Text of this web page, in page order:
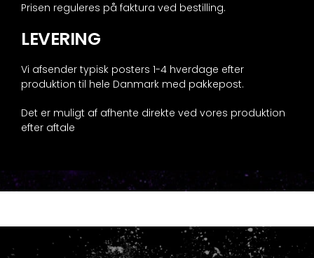
Prisen reguleres på faktura ved bestilling.
LEVERING
Vi afsender typisk posters 1-4 hverdage efter
produktion til hele Danmark med pakkepost.
Det er muligt af afhente direkte ved vores produktion
efter aftale